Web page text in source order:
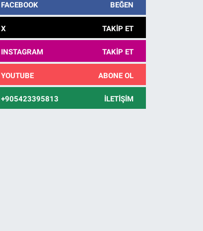
FACEBOOK BEĞEN
X TAKIP ET
INSTAGRAM TAKIP ET
YOUTUBE ABONE OL
+905423395813 İLETIŞIM